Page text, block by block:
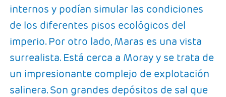
internos y podían simular las condiciones
de los diferentes pisos ecológicos del
imperio. Por otro lado, Maras es una vista
surrealista. Está cerca a Moray y se trata de
un impresionante complejo de explotación
salinera. Son grandes depósitos de sal que